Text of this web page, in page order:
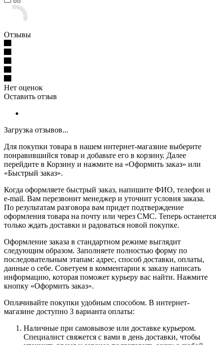
Отзывы
Нет оценок
Оставить отзыв
Загрузка отзывов...
Для покупки товара в нашем интернет-магазине выберите
понравившийся товар и добавьте его в корзину. Далее
перейдите в Корзину и нажмите на «Оформить заказ» или
«Быстрый заказ».
Когда оформляете быстрый заказ, напишите ФИО, телефон и
e-mail. Вам перезвонит менеджер и уточнит условия заказа.
По результатам разговора вам придет подтверждение
оформления товара на почту или через СМС. Теперь останется
только ждать доставки и радоваться новой покупке.
Оформление заказа в стандартном режиме выглядит
следующим образом. Заполняете полностью форму по
последовательным этапам: адрес, способ доставки, оплаты,
данные о себе. Советуем в комментарии к заказу написать
информацию, которая поможет курьеру вас найти. Нажмите
кнопку «Оформить заказ».
Оплачивайте покупки удобным способом. В интернет-
магазине доступно 3 варианта оплаты:
Наличные при самовывозе или доставке курьером.
Специалист свяжется с вами в день доставки, чтобы